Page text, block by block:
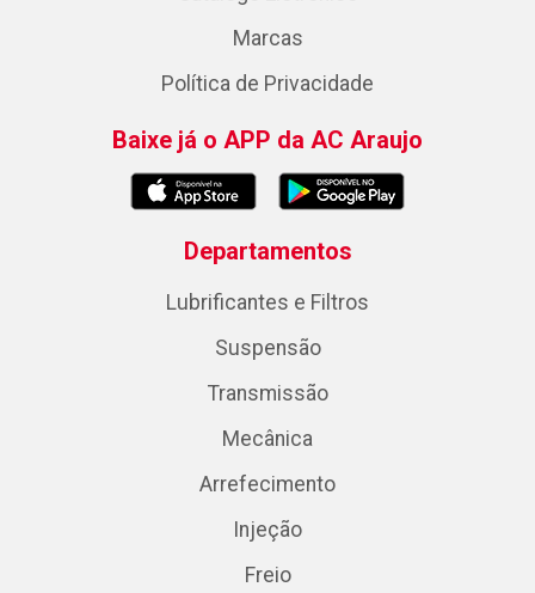
Marcas
Política de Privacidade
Baixe já o APP da AC Araujo
Departamentos
Lubrificantes e Filtros
Suspensão
Transmissão
Mecânica
Arrefecimento
Injeção
Freio